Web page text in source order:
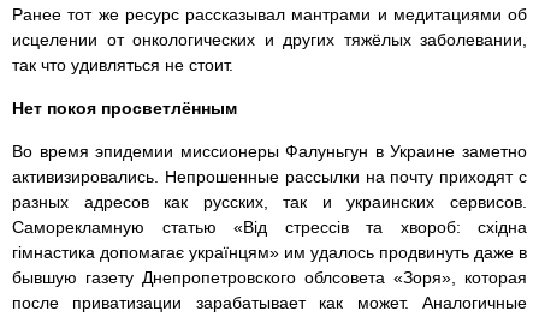
Ранее тот же ресурс рассказывал мантрами и медитациями об
исцелении от онкологических и других тяжёлых заболевании,
так что удивляться не стоит.
Нет покоя просветлённым
Во время эпидемии миссионеры Фалуньгун в Украине заметно
активизировались. Непрошенные рассылки на почту приходят с
разных адресов как русских, так и украинских сервисов.
Саморекламную статью «Вiд стрессiв та хвороб: східна
гімнастика допомагає українцям» им удалось продвинуть даже в
бывшую газету Днепропетровского облсовета «Зоря», которая
после приватизации зарабатывает как может. Аналогичные